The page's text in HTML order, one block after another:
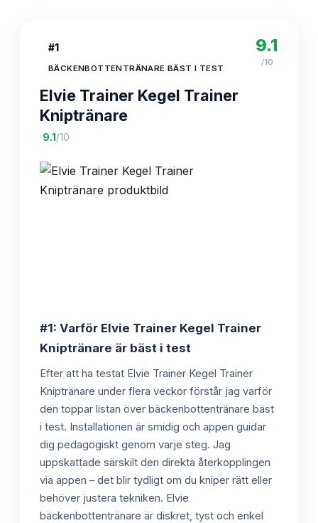
#1
BÄCKENBOTTENTRÄNARE BÄST I TEST
Elvie Trainer Kegel Trainer
Kniptränare
·9.1 /10
9.1
/10
#1: Varför Elvie Trainer Kegel Trainer
Kniptränare är bäst i test
Efter att ha testat Elvie Trainer Kegel Trainer
Kniptränare under flera veckor förstår jag varför
den toppar listan över bäckenbottentränare bäst
i test. Installationen är smidig och appen guidar
dig pedagogiskt genom varje steg. Jag
uppskattade särskilt den direkta återkopplingen
via appen – det blir tydligt om du kniper rätt eller
behöver justera tekniken. Elvie
bäckenbottentränare är diskret, tyst och enkel